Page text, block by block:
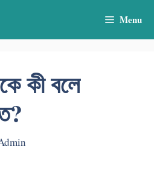
Menu
কী বলে